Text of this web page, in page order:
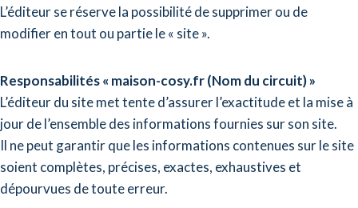
L’éditeur se réserve la possibilité de supprimer ou de
modifier en tout ou partie le « site ».
Responsabilités « maison-cosy.fr(Nom du circuit) »
L’éditeur du site met tente d’assurer l’exactitude et la mise à
jour de l’ensemble des informations fournies sur son site.
Il ne peut garantir que les informations contenues sur le site
soient complètes, précises, exactes, exhaustives et
dépourvues de toute erreur.